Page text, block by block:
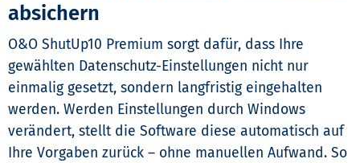
absichern
O&O ShutUp10 Premium sorgt dafür, dass Ihre
gewählten Datenschutz-Einstellungen nicht nur
einmalig gesetzt, sondern langfristig eingehalten
werden. Werden Einstellungen durch Windows
verändert, stellt die Software diese automatisch auf
Ihre Vorgaben zurück – ohne manuellen Aufwand. So